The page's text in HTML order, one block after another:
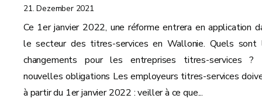
21. Dezember 2021
Ce 1er janvier 2022, une réforme entrera en application
le secteur des titres-services en Wallonie. Quels sont
changements pour les entreprises titres-services ?
nouvelles obligations Les employeurs titres-services
à partir du 1er janvier 2022 : veiller à ce que...